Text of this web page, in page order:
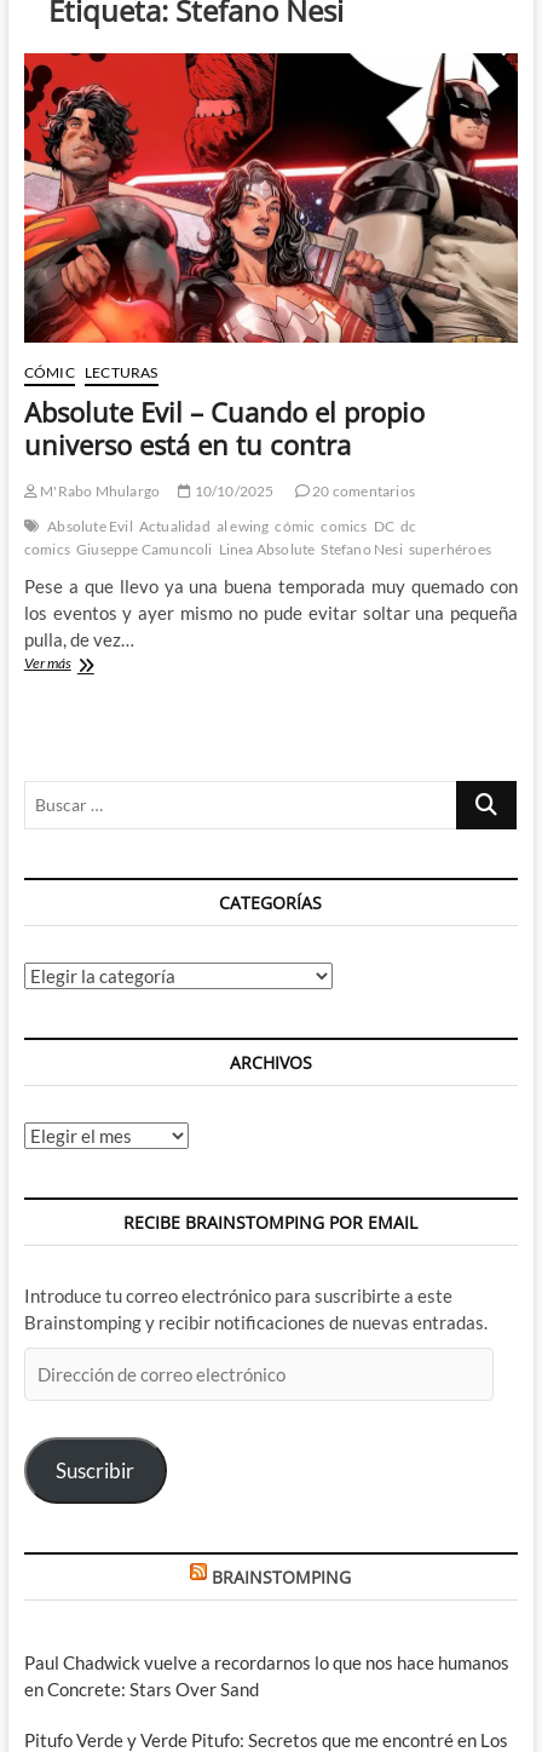
Etiqueta: Stefano Nesi
CÓMIC LECTURAS
Absolute Evil – Cuando el propio
universo está en tu contra
M'Rabo Mhulargo 10/10/2025
20 comentarios
Absolute Evil Actualidad al ewing cómic comics DC dc
comics Giuseppe Camuncoli Linea Absolute Stefano Nesi superhéroes
Pese a que llevo ya una buena temporada muy quemado con
los eventos y ayer mismo no pude evitar soltar una pequeña
pulla, de vez…
Ver másAbsolute
está
contra
Buscar
CATEGORÍAS
Categorías
ARCHIVOS
Archivos
RECIBE BRAINSTOMPING POR EMAIL
Introduce tu correo electrónico para suscribirte a este
Brainstomping y recibir notificaciones de nuevas entradas.
de
electrónico
Suscribir
BRAINSTOMPING
Paul Chadwick vuelve a recordarnos lo que nos hace humanos
en Concrete: Stars Over Sand
Pitufo Verde y Verde Pitufo: Secretos que me encontré en Los